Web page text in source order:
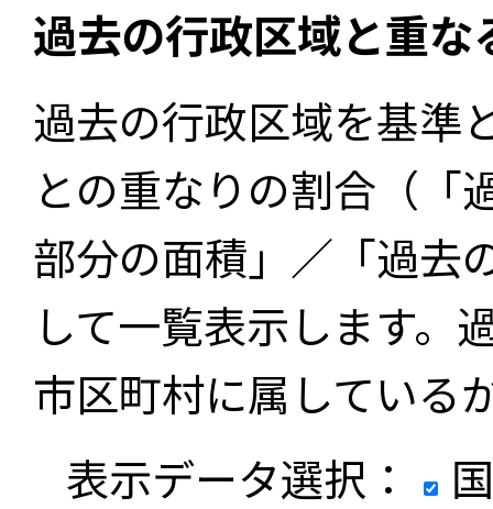
過去の行政区域と重
過去の行政区域を基準
との重なりの割合（「
部分の面積」／「過去
して一覧表示します。
市区町村に属している
表示データ選択：